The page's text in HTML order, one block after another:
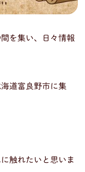
を集い、日々情報
道富良野市に集
触れたいと思いま